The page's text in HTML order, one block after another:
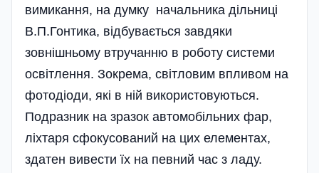
вимикання, на думку начальника дільниці
В.П.Гонтика, відбувається завдяки
зовнішньому втручанню в роботу системи
освітлення. Зокрема, світловим впливом на
фотодіо­ди, які в ній використовуються.
Подразник на зразок автомобільних фар,
ліхтаря сфокусований на цих елементах,
здатен вивести їх на певний час з ладу.